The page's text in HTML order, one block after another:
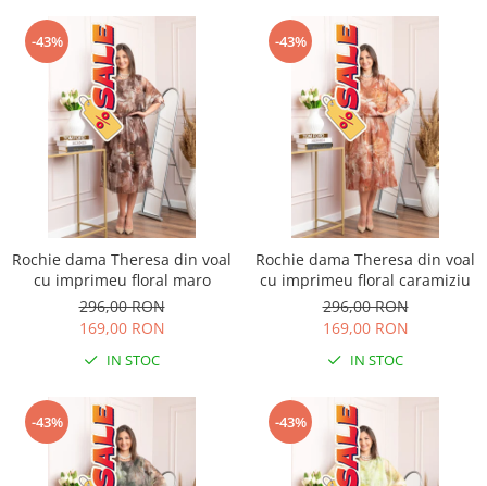
-43%
Rochie dama Theresa din voal
cu imprimeu floral maro
296,00 RON
169,00 RON
IN STOC
-43%
Rochie dama Theresa din voal
cu imprimeu floral caramiziu
296,00 RON
169,00 RON
IN STOC
-43% -43%